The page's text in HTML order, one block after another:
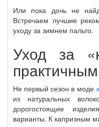
Или пока дочь не
Встречаем лучшие
уходу за зимнем пальто.
Уход за
Не первый сезон в моде
из натуральных
дорогостоящие
варианты. К капризным